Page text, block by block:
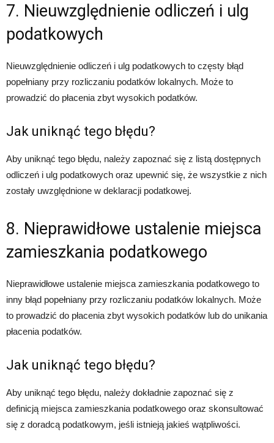
7. Nieuwzględnienie odliczeń i ulg
podatkowych
Nieuwzględnienie odliczeń i ulg podatkowych to częsty błąd
popełniany przy rozliczaniu podatków lokalnych. Może to
prowadzić do płacenia zbyt wysokich podatków.
Jak uniknąć tego błędu?
Aby uniknąć tego błędu, należy zapoznać się z listą dostępnych
odliczeń i ulg podatkowych oraz upewnić się, że wszystkie z nich
zostały uwzględnione w deklaracji podatkowej.
8. Nieprawidłowe ustalenie miejsca
zamieszkania podatkowego
Nieprawidłowe ustalenie miejsca zamieszkania podatkowego to
inny błąd popełniany przy rozliczaniu podatków lokalnych. Może
to prowadzić do płacenia zbyt wysokich podatków lub do unikania
płacenia podatków.
Jak uniknąć tego błędu?
Aby uniknąć tego błędu, należy dokładnie zapoznać się z
definicją miejsca zamieszkania podatkowego oraz skonsultować
się z doradcą podatkowym, jeśli istnieją jakieś wątpliwości.